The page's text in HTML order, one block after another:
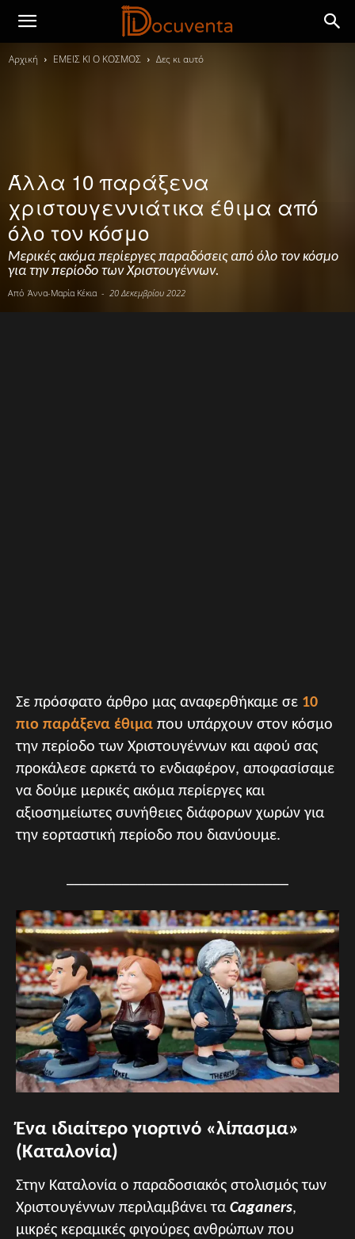
Αρχική ΕΜΕΙΣ ΚΙ Ο ΚΟΣΜΟΣ Δες κι αυτό
Άλλα 10 παράξενα
χριστουγεννιάτικα έθιμα από
όλο τον κόσμο
Μερικές ακόμα περίεργες παραδόσεις από όλο τον κόσμο
για την περίοδο των Χριστουγέννων.
Από Άννα-Μαρία Κέκια - 20 Δεκεμβρίου 2022
Σε πρόσφατο άρθρο μας αναφερθήκαμε σε 10
πιο παράξενα έθιμα που υπάρχουν στον κόσμο
την περίοδο των Χριστουγέννων και αφού σας
προκάλεσε αρκετά το ενδιαφέρον, αποφασίσαμε
να δούμε μερικές ακόμα περίεργες και
αξιοσημείωτες συνήθειες διάφορων χωρών για
την εορταστική περίοδο που διανύουμε.
Ένα ιδιαίτερο γιορτινό «λίπασμα»
(Καταλονία)
Στην Καταλονία ο παραδοσιακός στολισμός των
Χριστουγέννων περιλαμβάνει τα Caganers,
μικρές κεραμικές φιγούρες ανθρώπων που